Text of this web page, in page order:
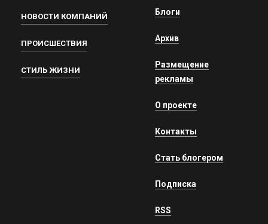
НОВОСТИ КОМПАНИЙ
ПРОИСШЕСТВИЯ
СТИЛЬ ЖИЗНИ
Блоги
Архив
Размещение
рекламы
О проекте
Контакты
Стать блогером
Подписка
RSS